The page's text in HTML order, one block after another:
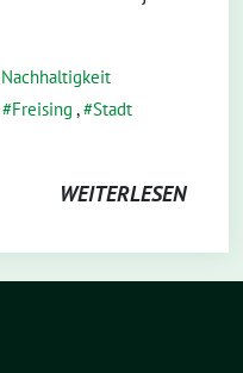
Nachhaltigkeit
Freising , Stadt
WEITERLESEN